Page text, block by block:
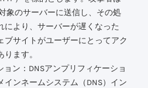
象のサーバーに送信し、その処
により、サーバーが遅くなった
ブサイトがユーザーにとってアク
ます。
ョン：DNSアンプリフィケーショ
インネームシステム（DNS）イン